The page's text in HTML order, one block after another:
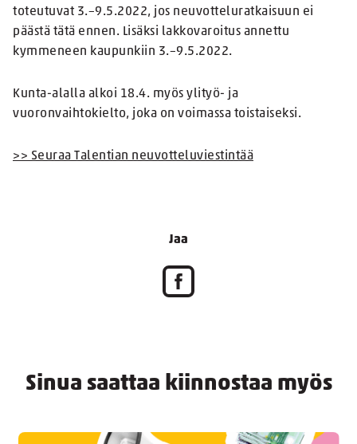
toteutuvat 3.–9.5.2022, jos neuvotteluratkaisuun ei
päästä tätä ennen. Lisäksi lakkovaroitus annettu
kymmeneen kaupunkiin 3.–9.5.2022.
Kunta-alalla alkoi 18.4. myös ylityö- ja
vuoronvaihtokielto, joka on voimassa toistaiseksi.
>> Seuraa Talentian neuvotteluviestintää
Jaa
Sinua saattaa kiinnostaa myös